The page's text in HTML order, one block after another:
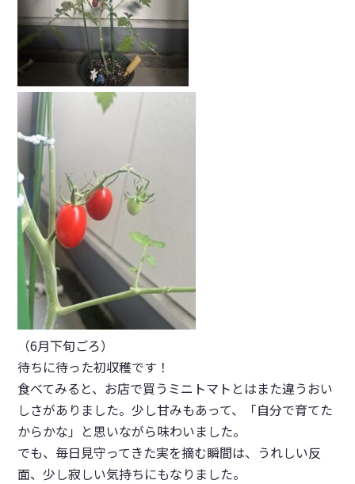
（6月下旬ごろ）
待ちに待った初収穫です！
食べてみると、お店で買うミニトマトとはまた違うおい
しさがありました。少し甘みもあって、「自分で育てた
からかな」と思いながら味わいました。
でも、毎日見守ってきた実を摘む瞬間は、うれしい反
面、少し寂しい気持ちにもなりました。